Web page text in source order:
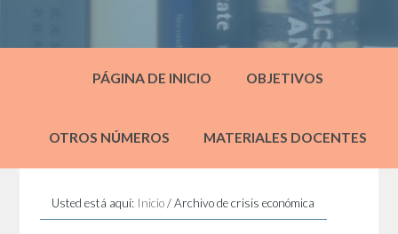
PÁGINA DE INICIO OBJETIVOS
OTROS NÚMEROS MATERIALES DOCENTES
Usted está aquí: Inicio /Archivo de crisis económica